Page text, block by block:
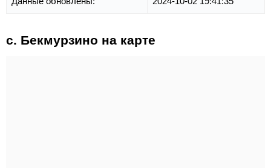
с. Бекмурзино на карте